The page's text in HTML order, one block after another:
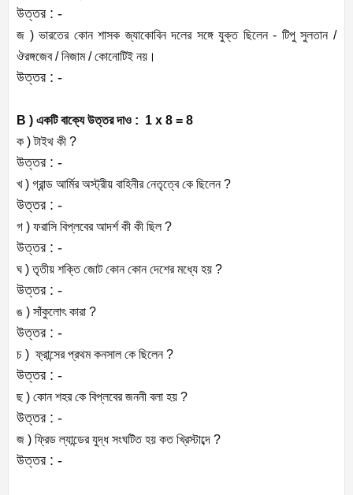
উত্তর : -
জ ) ভারতের কোন শাসক জ্যাকোবিন দলের সঙ্গে যুক্ত ছিলেন - টিপু সুলতান /
ঔরঙ্গজেব / নিজাম / কোনোটিই নয়।
উত্তর : -
B ) একটি বাক্যে উত্তর দাও : 1 x 8 = 8
ক ) টাইথ কী ?
উত্তর : -
খ ) গ্রান্ড আর্মির অস্ট্রীয় বাহিনীর নেতৃত্বে কে ছিলেন ?
উত্তর : -
গ ) ফরাসি বিপ্লবের আদর্শ কী কী ছিল ?
উত্তর : -
ঘ ) তৃতীয় শক্তি জোট কোন কোন দেশের মধ্যে হয় ?
উত্তর : -
ঙ ) সাঁকুলোৎ কারা ?
উত্তর : -
চ ) ফ্রান্সের প্রথম কনসাল কে ছিলেন ?
উত্তর : -
ছ ) কোন শহর কে বিপ্লবের জননী বলা হয় ?
উত্তর : -
জ ) ফ্রিড ল্যান্ডের যুদ্ধ সংঘটিত হয় কত খ্রিস্টাব্দে ?
উত্তর : -